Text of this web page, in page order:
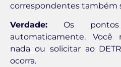
correspondentes também
Verdade: Os pontos
automaticamente. Você
nada ou solicitar ao
ocorra.